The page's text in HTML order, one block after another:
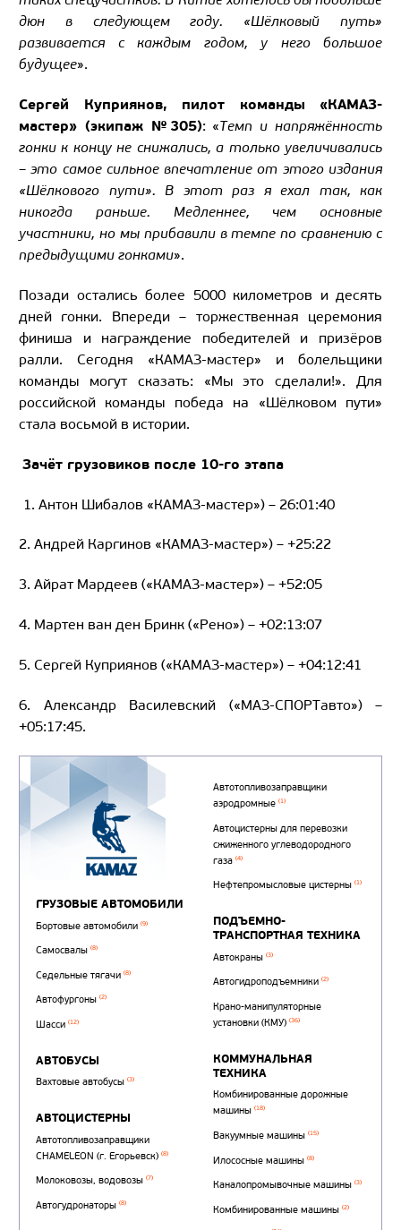
дюн в следующем году. «Шёлковый путь»
развивается с каждым годом, у него большое
будущее».
Сергей Куприянов, пилот команды «КАМАЗ-
мастер» (экипаж №305): «Темп и напряжённость
гонки к концу не снижались, а только увеличивались
– это самое сильное впечатление от этого издания
«Шёлкового пути». В этот раз я ехал так, как
никогда раньше. Медленнее, чем основные
участники, но мы прибавили в темпе по сравнению с
предыдущими гонками».
Позади остались более 5000 километров и десять
дней гонки. Впереди – торжественная церемония
финиша и награждение победителей и призёров
ралли. Сегодня «КАМАЗ-мастер» и болельщики
команды могут сказать: «Мы это сделали!». Для
российской команды победа на «Шёлковом пути»
стала восьмой в истории.
Зачёт грузовиков после 10-го этапа
1. Антон Шибалов «КАМАЗ-мастер») – 26:01:40
2. Андрей Каргинов «КАМАЗ-мастер») – +25:22
3. Айрат Мардеев («КАМАЗ-мастер») – +52:05
4. Мартен ван ден Бринк («Рено») – +02:13:07
5. Сергей Куприянов («КАМАЗ-мастер») – +04:12:41
6. Александр Василевский («МАЗ-СПОРТавто») –
+05:17:45.